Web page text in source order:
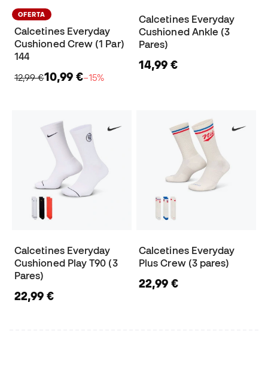
OFERTA
Calcetines Everyday
Cushioned Crew (1 Par)
144
12,99 €10,99 €−15%
Calcetines Everyday
Cushioned Ankle (3
Pares)
14,99 €
Calcetines Everyday
Cushioned Play T90 (3
Pares)
22,99 €
Calcetines Everyday
Plus Crew (3 pares)
22,99 €